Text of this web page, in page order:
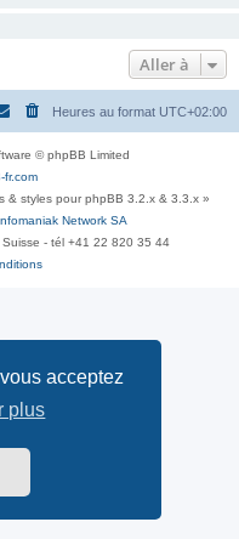
acceptez
plus
Aller à
Heures au format UTC+02:00
© phpBB Limited
fr.com
& styles pour phpBB 3.2.x & 3.3.x »
Infomaniak Network SA
- tél +41 22 820 35 44